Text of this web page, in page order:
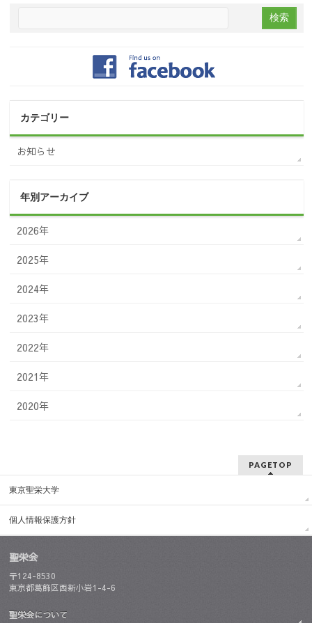
カテゴリー
お知らせ
年別アーカイブ
2026年
2025年
2024年
2023年
2022年
2021年
2020年
PAGETOP
東京聖栄大学
個人情報保護方針
聖栄会
〒124-8530
東京都葛飾区西新小岩1-4-6
聖栄会について